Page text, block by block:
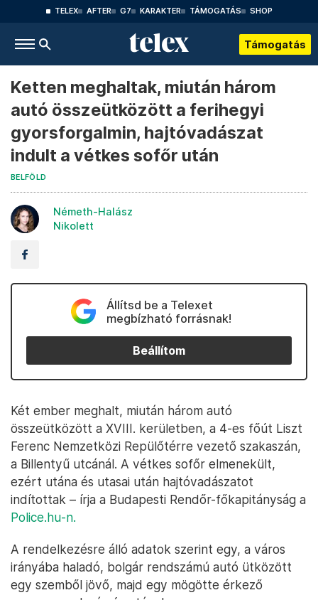
TELEX AFTER G7 KARAKTER TÁMOGATÁS SHOP
Támogatás
Ketten meghaltak, miután három
autó összeütközött a ferihegyi
gyorsforgalmin, hajtóvadászat
indult a vétkes sofőr után
BELFÖLD
Németh-Halász
Nikolett
Állítsd be a Telexet
megbízható forrásnak!
Beállítom
Két ember meghalt, miután három autó
összeütközött a XVIII. kerületben, a 4-es főút Liszt
Ferenc Nemzetközi Repülőtérre vezető szakaszán,
a Billentyű utcánál. A vétkes sofőr elmenekült,
ezért utána és utasai után hajtóvadászatot
indítottak – írja a Budapesti Rendőr-főkapitányság a
Police.hu-n.
A rendelkezésre álló adatok szerint egy, a város
irányába haladó, bolgár rendszámú autó ütközött
egy szemből jövő, majd egy mögötte érkező